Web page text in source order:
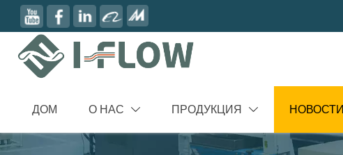
ДОМ О НАС  ПРОДУКЦИЯ  НОВОСТИ